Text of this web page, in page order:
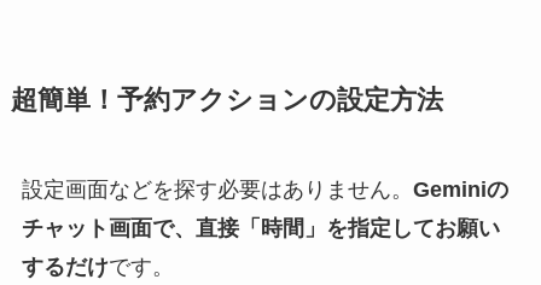
超簡単！予約アクションの設定方法
設定画面などを探す必要はありません。 Geminiの
チャット画面で、直接「時間」を指定してお願い
するだけです。